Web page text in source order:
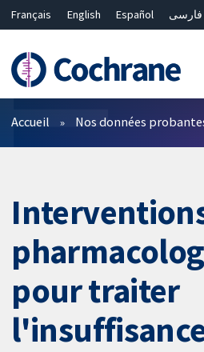
Français English Español
فارسی
Bahasa Malaysia
ไทย
繁體中文
简体中文
Filtres
Accueil Nos données
pour traiter